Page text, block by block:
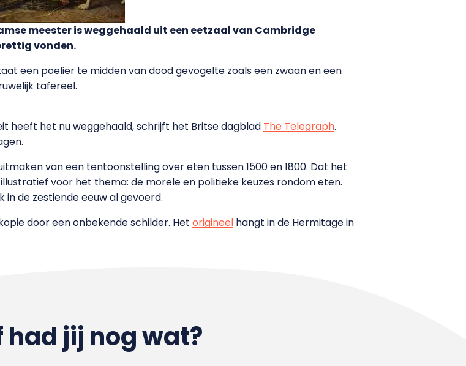
meester is weggehaald uit een eetzaal van Cambridge
vonden.
een poelier te midden van dood gevogelte zoals een zwaan en een
tafereel.
heeft het nu weggehaald, schrijft het Britse dagblad The Telegraph.
van een tentoonstelling over eten tussen 1500 en 1800. Dat het
voor het thema: de morele en politieke keuzes rondom eten.
de zestiende eeuw al gevoerd.
door een onbekende schilder. Het origineel hangt in de Hermitage in
had jij nog wat?